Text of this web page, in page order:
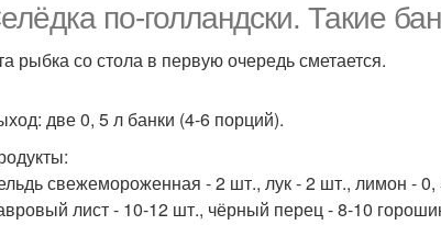
по-голландски. Такие
рыбка со стола в первую очередь сметается.
две 0, 5 л банки (4-6 порций).
свежемороженная - 2 шт., лук - 2 шт., лимон - 0,
лист - 10-12 шт., чёрный перец - 8-10